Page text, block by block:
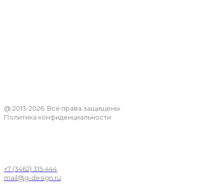
@ 2013-2026. Все права защищены.
Политика конфиденциальности.
+7 (3462) 315-444
mail@g-design.ru